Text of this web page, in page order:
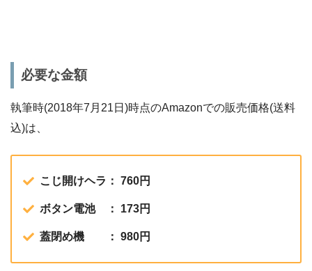
必要な金額
執筆時(2018年7月21日)時点のAmazonでの販売価格(送料
込)は、
こじ開けヘラ： 760円
ボタン電池 ： 173円
蓋閉め機 ： 980円